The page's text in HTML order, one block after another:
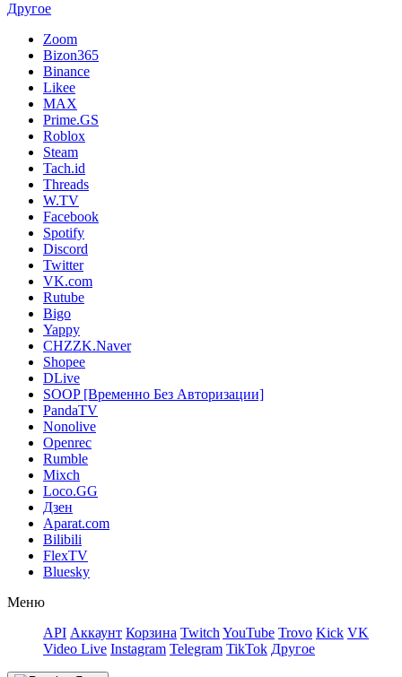
Другое
Zoom
Bizon365
Binance
Likee
MAX
Prime.GS
Roblox
Steam
Tach.id
Threads
W.TV
Facebook
Spotify
Discord
Twitter
VK.com
Rutube
Bigo
Yappy
CHZZK.Naver
Shopee
DLive
SOOP [Временно Без Авторизации]
PandaTV
Nonolive
Openrec
Rumble
Mixch
Loco.GG
Дзен
Aparat.com
Bilibili
FlexTV
Bluesky
Меню
API Аккаунт Корзина Twitch YouTube Trovo Kick VK
Video Live Instagram Telegram TikTok Другое